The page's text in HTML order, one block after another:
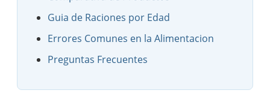
Guia de Raciones por Edad
Errores Comunes en la Alimentacion
Preguntas Frecuentes